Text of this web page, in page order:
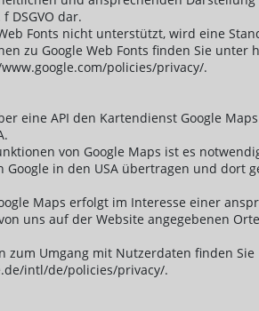
DSGVO dar.
Fonts nicht unterstützt, wird eine
zu Google Web Fonts finden Sie
policies/privacy/.
eine API den Kartendienst Google
von Google Maps ist es
Google in den USA übertragen und dort
Maps erfolgt im Interesse einer
uns auf der Website angegebenen
zum Umgang mit Nutzerdaten finden
intl/de/policies/privacy/.